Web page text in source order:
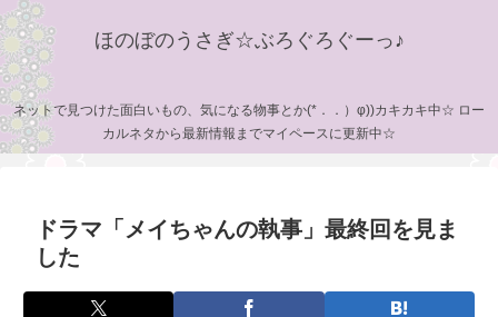
ほのぼのうさぎ☆ぶろぐろぐーっ♪
ネットで見つけた面白いもの、気になる物事とか(*．．）φ))カキカキ中☆ ロー
カルネタから最新情報までマイペースに更新中☆
ドラマ「メイちゃんの執事」最終回を見ま
した